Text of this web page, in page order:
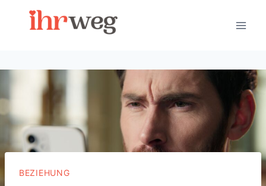
BEZIEHUNG